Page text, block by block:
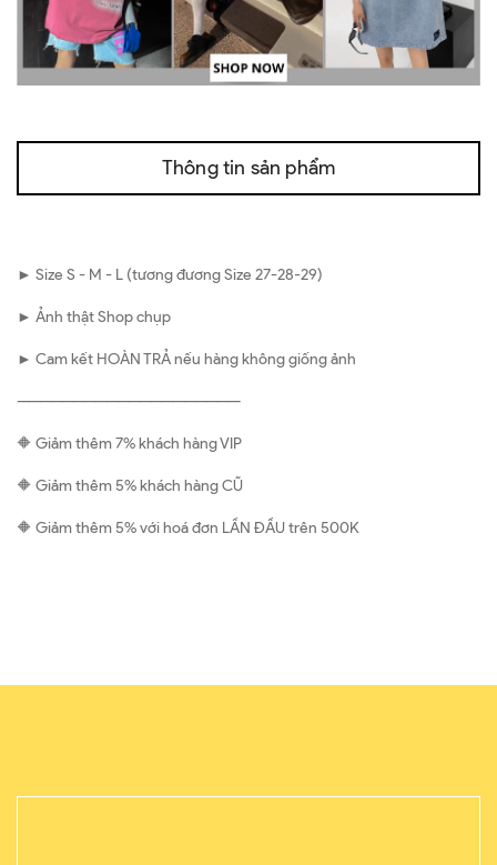
Thông tin sản phẩm
► Size S - M - L (tương đương Size 27-28-29)
► Ảnh thật Shop chụp
► Cam kết HOÀN TRẢ nếu hàng không giống ảnh
————————————————————
🔶 Giảm thêm 7% khách hàng VIP
🔶 Giảm thêm 5% khách hàng CŨ
🔶 Giảm thêm 5% với hoá đơn LẦN ĐẦU trên 500K